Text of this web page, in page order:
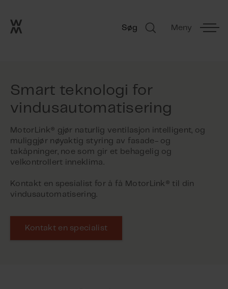
Søg Meny
Smart teknologi for
vindusautomatisering
MotorLink® gjør naturlig ventilasjon intelligent, og
muliggjør nøyaktig styring av fasade- og
takåpninger, noe som gir et behagelig og
velkontrollert inneklima.
Kontakt en spesialist for å få MotorLink® til din
vindusautomatisering.
Kontakt en specialist